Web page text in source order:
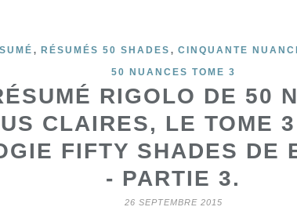
, RÉSUMÉS 50 SHADES , CINQUANTE
50 NUANCES TOME 3
RIGOLO DE 50
CLAIRES, LE TOME
FIFTY SHADES DE
- PARTIE 3.
26 SEPTEMBRE 2015